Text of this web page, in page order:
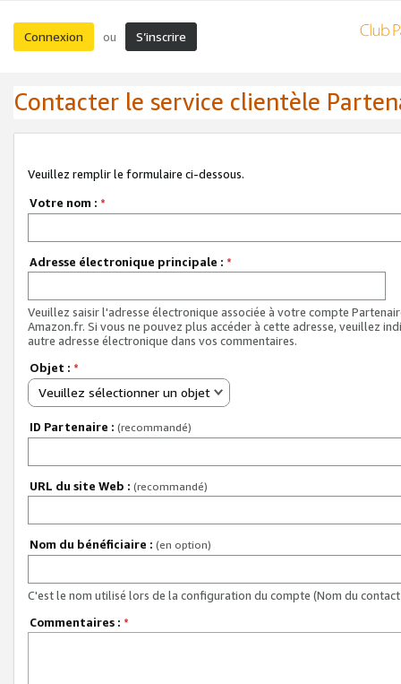
Connexion ou S’inscrire
Contacter le service clientèle
Veuillez remplir le formulaire ci-dessous.
Votre nom : *
Adresse électronique principale : *
Veuillez saisir l'adresse électronique associée à votre compte
Amazon.fr. Si vous ne pouvez plus accéder à cette adresse, veuillez
autre adresse électronique dans vos commentaires.
Objet : *
Veuillez sélectionner un objet
ID Partenaire : (recommandé)
URL du site Web : (recommandé)
Nom du bénéficiaire : (en option)
C'est le nom utilisé lors de la configuration du compte (Nom du
Commentaires : *